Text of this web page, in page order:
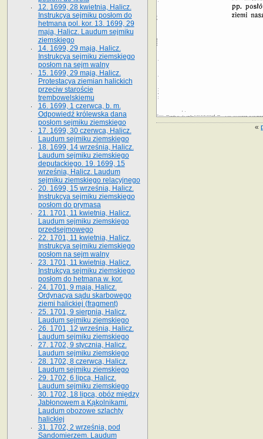
«
12. 1699, 28 kwietnia, Halicz.
Instrukcya sejmiku posłom do
hetmana pol. kor. 13. 1699, 29
maja, Halicz. Laudum sejmiku
ziemskiego
14. 1699, 29 maja, Halicz.
Instrukcya sejmiku ziemskiego
posłom na sejm walny
15. 1699, 29 maja, Halicz.
Protestacya ziemian halickich
przeciw staroście
trembowelskiemu
16. 1699, 1 czerwca, b. m.
Odpowiedź królewska dana
posłom sejmiku ziemskiego
17. 1699, 30 czerwca, Halicz.
Laudum sejmiku ziemskiego
18. 1699, 14 września, Halicz.
Laudum sejmiku ziemskiego
deputackiego. 19. 1699, 15
września, Halicz. Laudum
sejmiku ziemskiego relacyjnego
20. 1699, 15 września, Halicz.
Instrukcya sejmiku ziemskiego
posłom do prymasa
21. 1701, 11 kwietnia, Halicz.
Laudum sejmiku ziemskiego
przedsejmowego
22. 1701, 11 kwietnia, Halicz.
Instrukcya sejmiku ziemskiego
posłom na sejm walny
23. 1701, 11 kwietnia, Halicz.
Instrukcya sejmiku ziemskiego
posłom do hetmana w. kor.
24. 1701, 9 maja, Halicz.
Ordynacya sądu skarbowego
ziemi halickiej (fragment)
25. 1701, 9 sierpnia, Halicz.
Laudum sejmiku ziemskiego
26. 1701, 12 września, Halicz.
Laudum sejmiku ziemskiego
27. 1702, 9 stycznia, Halicz.
Laudum sejmiku ziemskiego
28. 1702, 8 czerwca, Halicz.
Laudum sejmiku ziemskiego
29. 1702, 6 lipca, Halicz.
Laudum sejmiku ziemskiego
30. 1702, 18 lipca, obóz między
Jabłonowem a Kąkolnikami.
Laudum obozowe szlachty
halickiej
31. 1702, 2 września, pod
Sandomierzem. Laudum